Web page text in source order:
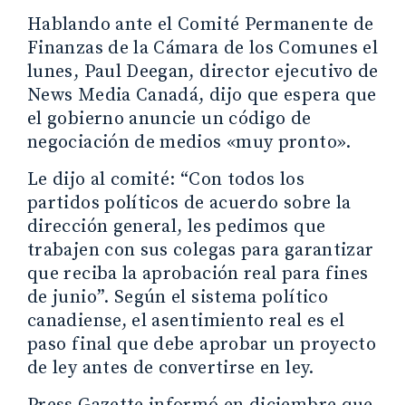
Hablando ante el Comité Permanente de
Finanzas de la Cámara de los Comunes el
lunes, Paul Deegan, director ejecutivo de
News Media Canadá, dijo que espera que
el gobierno anuncie un código de
negociación de medios «muy pronto».
Le dijo al comité: “Con todos los
partidos políticos de acuerdo sobre la
dirección general, les pedimos que
trabajen con sus colegas para garantizar
que reciba la aprobación real para fines
de junio”. Según el sistema político
canadiense, el asentimiento real es el
paso final que debe aprobar un proyecto
de ley antes de convertirse en ley.